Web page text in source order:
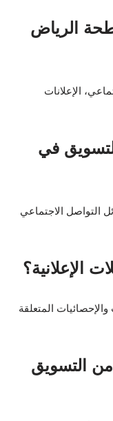
الرياض
الإعلانات
في
التواصل الاجتماعي
الإعلانية؟
المتعلقة
التسويق